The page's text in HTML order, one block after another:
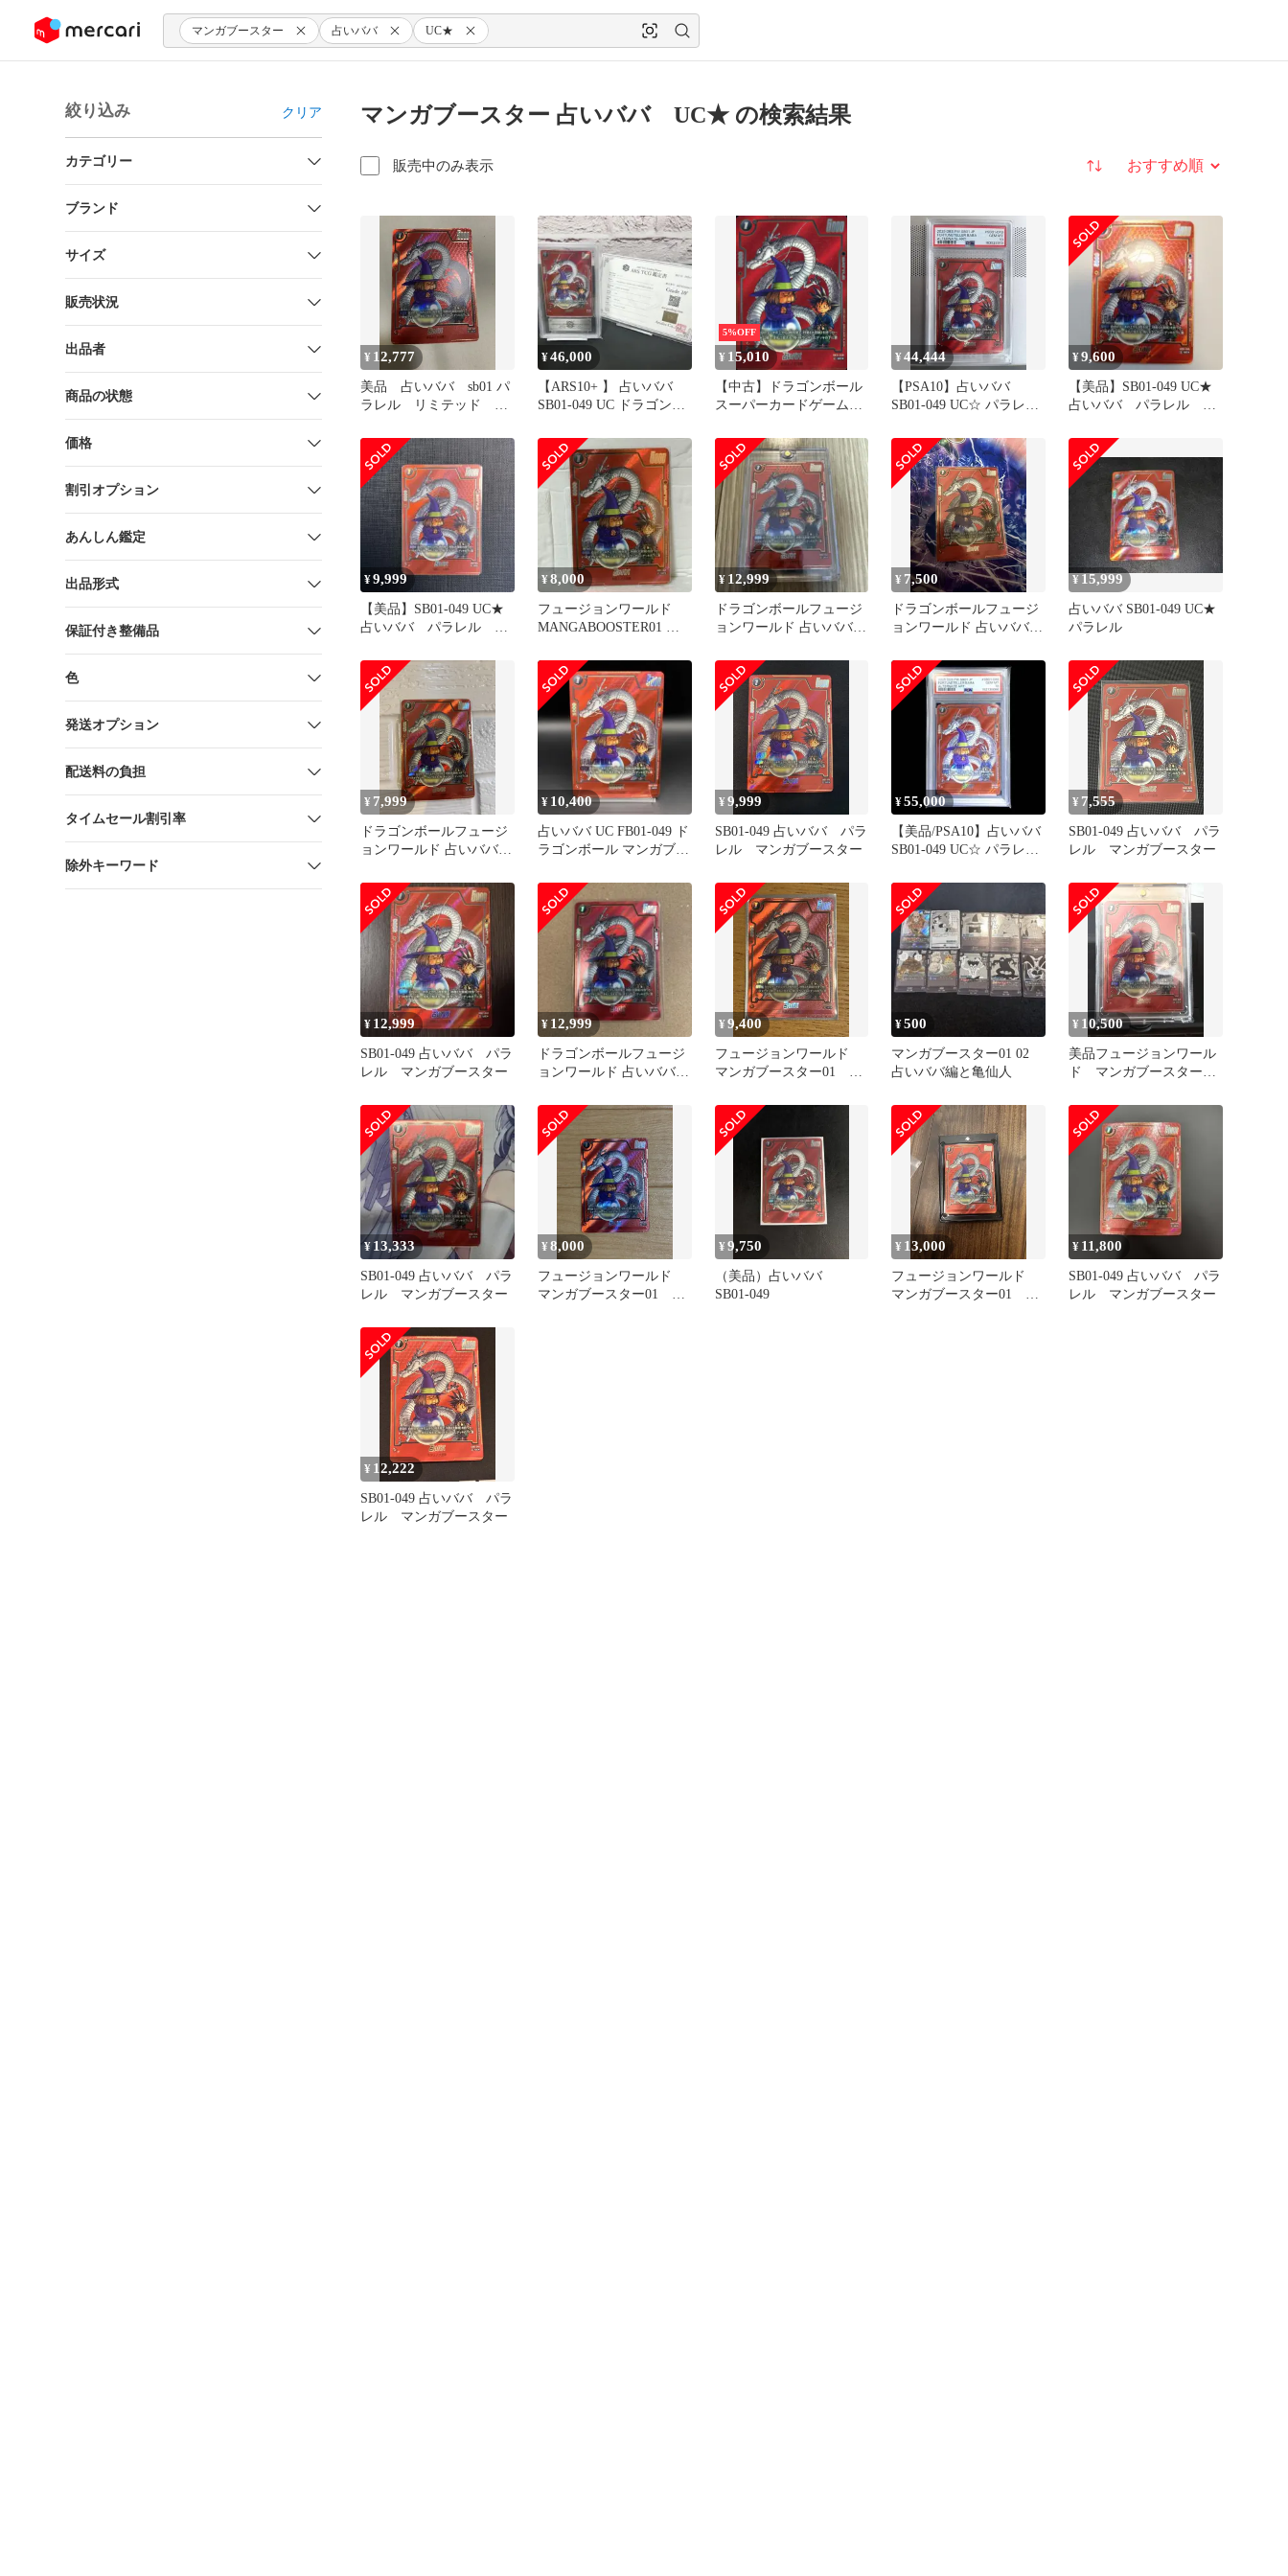
ツにスキップ マンガブースター 占いババ UC★
絞り込み クリア
カテゴリー
ブランド
サイズ
販売状況
出品者
商品の状態
価格
割引オプション
あんしん鑑定
出品形式
保証付き整備品
色
発送オプション
配送料の負担
タイムセール割引率
除外キーワード
マンガブースター 占いババ UC★ の検索結果
販売中のみ表示 並び替え
¥ 12,777
美品 占いババ sb01 パ
ラレル リミテッド フ
画
¥46,000
【ARS10+ 】 占いババ
SB01-049 UC ドラゴンボ
5%OFF
¥ 15,010
【中古】ドラゴンボール
スーパーカードゲーム
バ
¥44,444
【PSA10】占いババ
SB01-049 UC☆ パラレル
¥9,600
【美品】SB01-049 UC★
占いババ パラレル マ
¥9,999
【美品】SB01-049 UC★
占いババ パラレル マ
¥8,000
フュージョンワールド
MANGABOOSTER01 占
レル
¥ 12,999
ドラゴンボールフュージ
ョンワールド 占いババ
¥ 7,500
ドラゴンボールフュージ
ョンワールド 占いババ
¥ 15,999
占いババ SB01-049 UC★
パラレル
¥ 7,999
ドラゴンボールフュージ
ョンワールド 占いババ
¥ 10,400
占いババ UC FB01-049 ド
ラゴンボール マンガブー
¥9,999
SB01-049 占いババ パラ
レル マンガブースター
¥55,000
【美品/PSA10】占いババ
SB01-049 UC☆ パラレル
¥ 7,555
SB01-049 占いババ パラ
レル マンガブースター
¥ 12,999
SB01-049 占いババ パラ
レル マンガブースター
¥ 12,999
ドラゴンボールフュージ
ョンワールド 占いババ
¥9,400
フュージョンワールド
マンガブースター01 占
¥500
マンガブースター01 02
占いババ編と亀仙人
¥ 10,500
美品フュージョンワール
ド マンガブースター
¥ 13,333
SB01-049 占いババ パラ
レル マンガブースター
¥8,000
フュージョンワールド
マンガブースター01 占
¥9,750
（美品）占いババ
SB01-049
¥ 13,000
フュージョンワールド
マンガブースター01 占
¥ 11,800
SB01-049 占いババ パラ
レル マンガブースター
¥ 12,222
SB01-049 占いババ パラ
レル マンガブースター